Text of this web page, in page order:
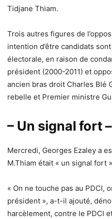
Tidjane Thiam.
Trois autres figures de
intention d’être candidats
électorale, en raison de
président (2000-2011) et
ancien bras droit Charles Blé
rebelle et Premier ministre
– Un signal fort –
Mercredi, Georges Ezaley a
M.Thiam était « un signal fort
« On ne touche pas au PDCI,
président », a-t-il ajouté,
harcèlement, contre le PDCI